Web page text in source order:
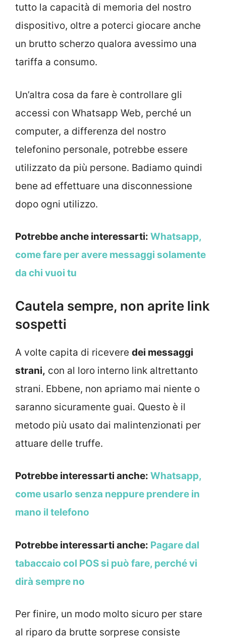
tutto la capacità di memoria del nostro
dispositivo, oltre a poterci giocare anche
un brutto scherzo qualora avessimo una
tariffa a consumo.
Un’altra cosa da fare è controllare gli
accessi con Whatsapp Web, perché un
computer, a differenza del nostro
telefonino personale, potrebbe essere
utilizzato da più persone. Badiamo quindi
bene ad effettuare una disconnessione
dopo ogni utilizzo.
Potrebbe anche interessarti: Whatsapp,
come fare per avere messaggi solamente
da chi vuoi tu
Cautela sempre, non aprite link
sospetti
A volte capita di ricevere dei messaggi
strani, con al loro interno link altrettanto
strani. Ebbene, non apriamo mai niente o
saranno sicuramente guai. Questo è il
metodo più usato dai malintenzionati per
attuare delle truffe.
Potrebbe interessarti anche: Whatsapp,
come usarlo senza neppure prendere in
mano il telefono
Potrebbe interessarti anche: Pagare dal
tabaccaio col POS si può fare, perché vi
dirà sempre no
Per finire, un modo molto sicuro per stare
al riparo da brutte sorprese consiste